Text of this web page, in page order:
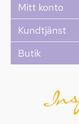
Mitt konto
Kundtjänst
Butik